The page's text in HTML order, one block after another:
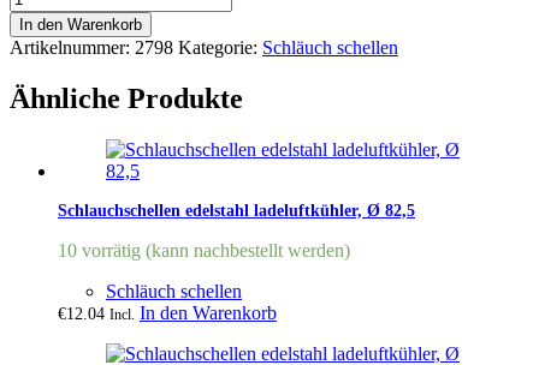
In den Warenkorb
Artikelnummer: 2798 Kategorie: Schläuch schellen
Ähnliche Produkte
Schlauchschellen edelstahl ladeluftkühler, Ø 82,5
10 vorrätig (kann nachbestellt werden)
Schläuch schellen
€12.04 Incl. In den Warenkorb